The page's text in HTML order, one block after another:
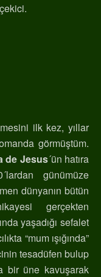
ilk kez, yıllar
görmüştüm.
de Jesus´ün hatıra
günümüze
dünyanın bütün
gerçekten
yaşadığı sefalet
“mum ışığında”
tesadüfen bulup
bir üne kavuşarak